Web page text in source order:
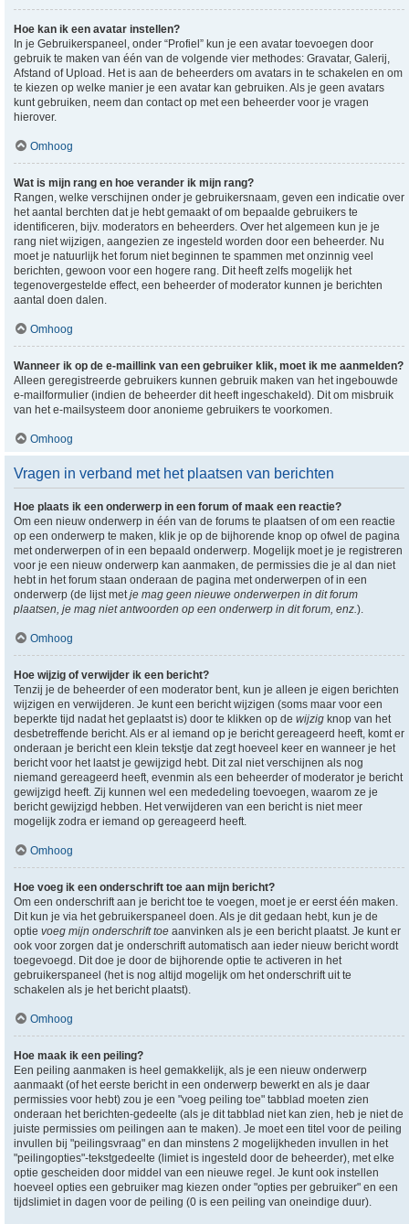
Hoe kan ik een avatar instellen?
In je Gebruikerspaneel, onder “Profiel” kun je een avatar toevoegen door
gebruik te maken van één van de volgende vier methodes: Gravatar, Galerij,
Afstand of Upload. Het is aan de beheerders om avatars in te schakelen en om
te kiezen op welke manier je een avatar kan gebruiken. Als je geen avatars
kunt gebruiken, neem dan contact op met een beheerder voor je vragen
hierover.
Omhoog
Wat is mijn rang en hoe verander ik mijn rang?
Rangen, welke verschijnen onder je gebruikersnaam, geven een indicatie over
het aantal berchten dat je hebt gemaakt of om bepaalde gebruikers te
identificeren, bijv. moderators en beheerders. Over het algemeen kun je je
rang niet wijzigen, aangezien ze ingesteld worden door een beheerder. Nu
moet je natuurlijk het forum niet beginnen te spammen met onzinnig veel
berichten, gewoon voor een hogere rang. Dit heeft zelfs mogelijk het
tegenovergestelde effect, een beheerder of moderator kunnen je berichten
aantal doen dalen.
Omhoog
Wanneer ik op de e-maillink van een gebruiker klik, moet ik me aanmelden?
Alleen geregistreerde gebruikers kunnen gebruik maken van het ingebouwde
e-mailformulier (indien de beheerder dit heeft ingeschakeld). Dit om misbruik
van het e-mailsysteem door anonieme gebruikers te voorkomen.
Omhoog
Vragen in verband met het plaatsen van berichten
Hoe plaats ik een onderwerp in een forum of maak een reactie?
Om een nieuw onderwerp in één van de forums te plaatsen of om een reactie
op een onderwerp te maken, klik je op de bijhorende knop op ofwel de pagina
met onderwerpen of in een bepaald onderwerp. Mogelijk moet je je registreren
voor je een nieuw onderwerp kan aanmaken, de permissies die je al dan niet
hebt in het forum staan onderaan de pagina met onderwerpen of in een
onderwerp (de lijst metje mag geen nieuwe onderwerpen in dit forum
plaatsen, je mag niet antwoorden op een onderwerp in dit forum, enz.).
Omhoog
Hoe wijzig of verwijder ik een bericht?
Tenzij je de beheerder of een moderator bent, kun je alleen je eigen berichten
wijzigen en verwijderen. Je kunt een bericht wijzigen (soms maar voor een
beperkte tijd nadat het geplaatst is) door te klikken op de wijzig knop van het
desbetreffende bericht. Als er al iemand op je bericht gereageerd heeft, komt er
onderaan je bericht een klein tekstje dat zegt hoeveel keer en wanneer je het
bericht voor het laatst je gewijzigd hebt. Dit zal niet verschijnen als nog
niemand gereageerd heeft, evenmin als een beheerder of moderator je bericht
gewijzigd heeft. Zij kunnen wel een mededeling toevoegen, waarom ze je
bericht gewijzigd hebben. Het verwijderen van een bericht is niet meer
mogelijk zodra er iemand op gereageerd heeft.
Omhoog
Hoe voeg ik een onderschrift toe aan mijn bericht?
Om een onderschrift aan je bericht toe te voegen, moet je er eerst één maken.
Dit kun je via het gebruikerspaneel doen. Als je dit gedaan hebt, kun je de
optie voeg mijn onderschrift toe aanvinken als je een bericht plaatst. Je kunt er
ook voor zorgen dat je onderschrift automatisch aan ieder nieuw bericht wordt
toegevoegd. Dit doe je door de bijhorende optie te activeren in het
gebruikerspaneel (het is nog altijd mogelijk om het onderschrift uit te
schakelen als je het bericht plaatst).
Omhoog
Hoe maak ik een peiling?
Een peiling aanmaken is heel gemakkelijk, als je een nieuw onderwerp
aanmaakt (of het eerste bericht in een onderwerp bewerkt en als je daar
permissies voor hebt) zou je een "voeg peiling toe" tabblad moeten zien
onderaan het berichten-gedeelte (als je dit tabblad niet kan zien, heb je niet de
juiste permissies om peilingen aan te maken). Je moet een titel voor de peiling
invullen bij "peilingsvraag" en dan minstens 2 mogelijkheden invullen in het
"peilingopties"-tekstgedeelte (limiet is ingesteld door de beheerder), met elke
optie gescheiden door middel van een nieuwe regel. Je kunt ook instellen
hoeveel opties een gebruiker mag kiezen onder "opties per gebruiker" en een
tijdslimiet in dagen voor de peiling (0 is een peiling van oneindige duur).